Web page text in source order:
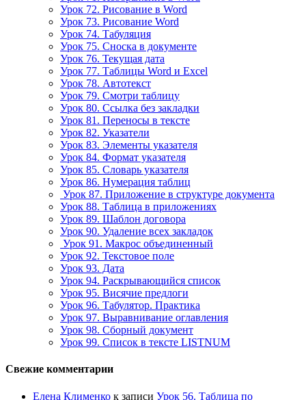
Урок 72. Рисование в Word
Урок 73. Рисование Word
Урок 74. Табуляция
Урок 75. Сноска в документе
Урок 76. Текущая дата
Урок 77. Таблицы Word и Excel
Урок 78. Автотекст
Урок 79. Смотри таблицу
Урок 80. Ссылка без закладки
Урок 81. Переносы в тексте
Урок 82. Указатели
Урок 83. Элементы указателя
Урок 84. Формат указателя
Урок 85. Словарь указателя
Урок 86. Нумерация таблиц
Урок 87. Приложение в структуре документа
Урок 88. Таблица в приложениях
Урок 89. Шаблон договора
Урок 90. Удаление всех закладок
Урок 91. Макрос объединенный
Урок 92. Текстовое поле
Урок 93. Дата
Урок 94. Раскрывающийся список
Урок 95. Висячие предлоги
Урок 96. Табулятор. Практика
Урок 97. Выравнивание оглавления
Урок 98. Сборный документ
Урок 99. Список в тексте LISTNUM
Свежие комментарии
Елена Клименко к записи Урок 56. Таблица по